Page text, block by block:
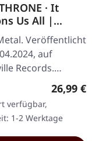
· It
Us All |
Veröffentlicht
auf
Records.
Vinyl. "It
Us All" ist ein
abenteuerliches
26,99 €
verfügbar,
1-2 Werktage